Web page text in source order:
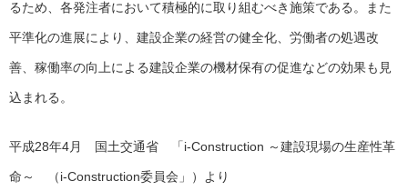
るため、各発注者において積極的に取り組むべき施策である。また
平準化の進展により、建設企業の経営の健全化、労働者の処遇改
善、稼働率の向上による建設企業の機材保有の促進などの効果も見
込まれる。
平成28年4月 国土交通省 「i-Construction ～建設現場の生産性革
命～ （i-Construction委員会」）より